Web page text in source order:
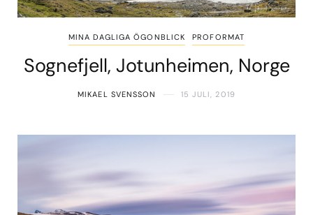
MINA DAGLIGA ÖGONBLICK PROFORMAT
Sognefjell, Jotunheimen, Norge
MIKAEL SVENSSON 15 JULI, 2019